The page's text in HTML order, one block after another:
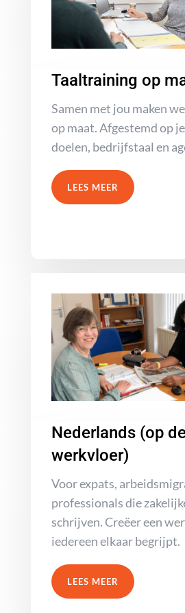
Taaltraining op
Samen met jou maken
op maat. Afgestemd op
doelen, bedrijfstaal en
LEES MEER
Nederlands (op
werkvloer)
Voor expats,
professionals die
schrijven. Creëer een
iedereen elkaar begrijpt.
LEES MEER